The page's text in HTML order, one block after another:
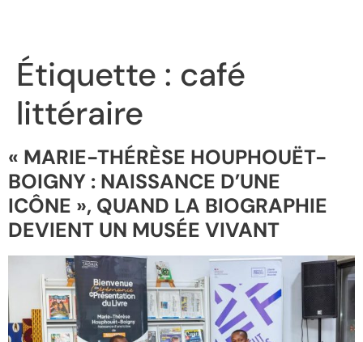
Étiquette : café
littéraire
« MARIE-THÉRÈSE HOUPHOUËT-
BOIGNY : NAISSANCE D’UNE
ICÔNE », QUAND LA BIOGRAPHIE
DEVIENT UN MUSÉE VIVANT